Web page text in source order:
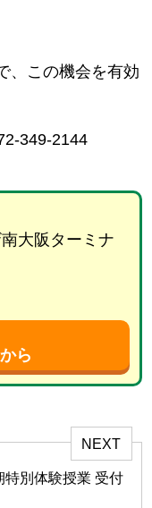
、この機会を有効
349-2144
大阪ターミナ
ら
NEXT
特別体験授業 受付